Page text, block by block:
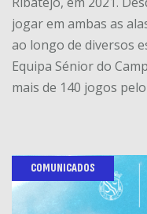
jogar em ambas as
ao longo de diversos
Equipa Sénior do
mais de 140 jogos
COMUNICADOS